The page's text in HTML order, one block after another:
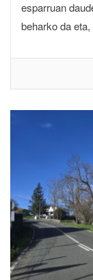
esparruan
beharko da